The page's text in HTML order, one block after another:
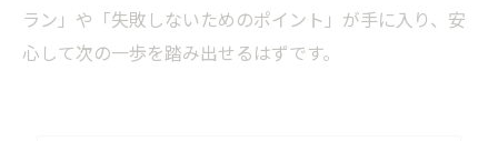
ラン」や「失敗しないためのポイント」が手に入り、安
心して次の一歩を踏み出せるはずです。